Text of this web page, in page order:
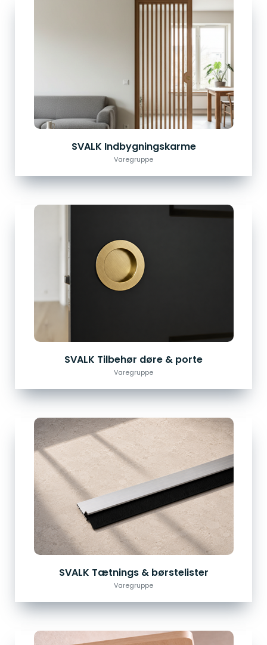
SVALK Indbygningskarme
Varegruppe
SVALK Tilbehør døre & porte
Varegruppe
SVALK Tætnings & børstelister
Varegruppe